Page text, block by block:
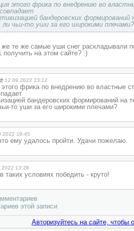
этого фрика по внедрению во
бандеровских
чьи-то уши за его широкими плечами?
же те же самые уши снег раскладывали
на этом сайте? :)
12.09.2022 23:12
фрика по внедрению во властные
бандеровских формирований на
то уши за его широкими плечами?
19:45
ему удалось пройти. Удачи пожелаю.
13:28
таких условиях победить - круто!
этой записи
Авторизуйтесь на сайте, чтобы